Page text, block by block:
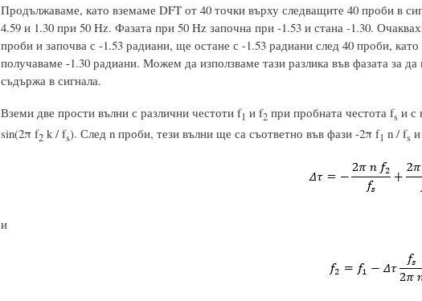
Продължаваме, като вземаме DFT от 40 точки върху следващите 40 проби в
4.59 и 1.30 при 50 Hz. Фазата при 50 Hz започна при -1.53 и стана -1.30.
проби и започва с -1.53 радиани, ще остане с -1.53 радиани след 40 проби,
получаваме -1.30 радиани. Можем да използваме тази разлика във фазата за
съдържа в сигнала.
Вземи две прости вълни с различни честоти f1 и f2при пробната честота fs и с
sin(2π f2k / fs). След n проби, тези вълни ще са съответно във фази -2π f1 n / fs
и